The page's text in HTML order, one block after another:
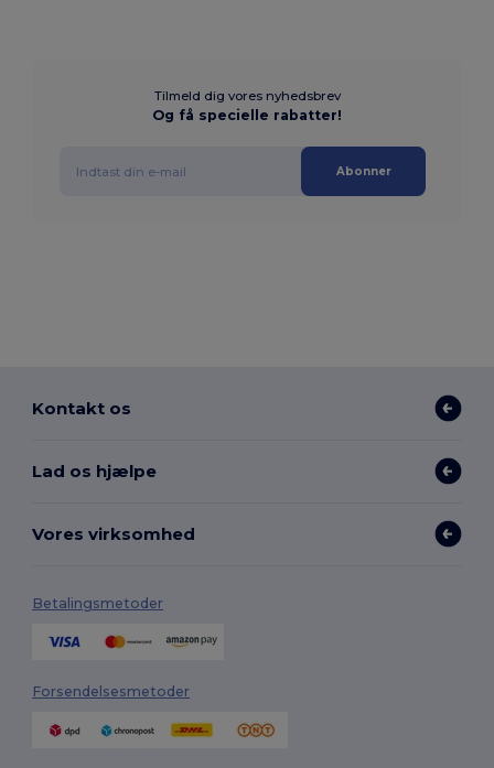
Tilmeld dig vores nyhedsbrev
Og få specielle rabatter!
Abonner
Kontakt os
Lad os hjælpe
Vores virksomhed
Betalingsmetoder
Forsendelsesmetoder